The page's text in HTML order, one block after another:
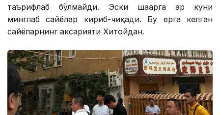
таърифлаб бўлмайди. Эски шаҳарга ҳар куни
минглаб сайёҳлар кириб-чиқади. Бу ерга келган
сайёҳларнинг аксарияти Хитойдан.